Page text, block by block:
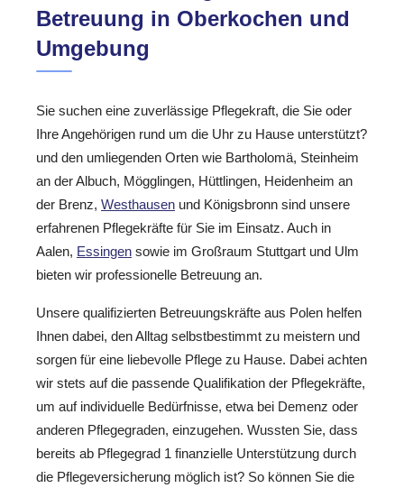
Betreuung in Oberkochen und
Umgebung
Sie suchen eine zuverlässige Pflegekraft, die Sie oder
Ihre Angehörigen rund um die Uhr zu Hause unterstützt?
und den umliegenden Orten wie Bartholomä, Steinheim
an der Albuch, Mögglingen, Hüttlingen, Heidenheim an
der Brenz, Westhausen und Königsbronn sind unsere
erfahrenen Pflegekräfte für Sie im Einsatz. Auch in
Aalen, Essingen sowie im Großraum Stuttgart und Ulm
bieten wir professionelle Betreuung an.
Unsere qualifizierten Betreuungskräfte aus Polen helfen
Ihnen dabei, den Alltag selbstbestimmt zu meistern und
sorgen für eine liebevolle Pflege zu Hause. Dabei achten
wir stets auf die passende Qualifikation der Pflegekräfte,
um auf individuelle Bedürfnisse, etwa bei Demenz oder
anderen Pflegegraden, einzugehen. Wussten Sie, dass
bereits ab Pflegegrad 1 finanzielle Unterstützung durch
die Pflegeversicherung möglich ist? So können Sie die